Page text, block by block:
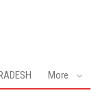
More